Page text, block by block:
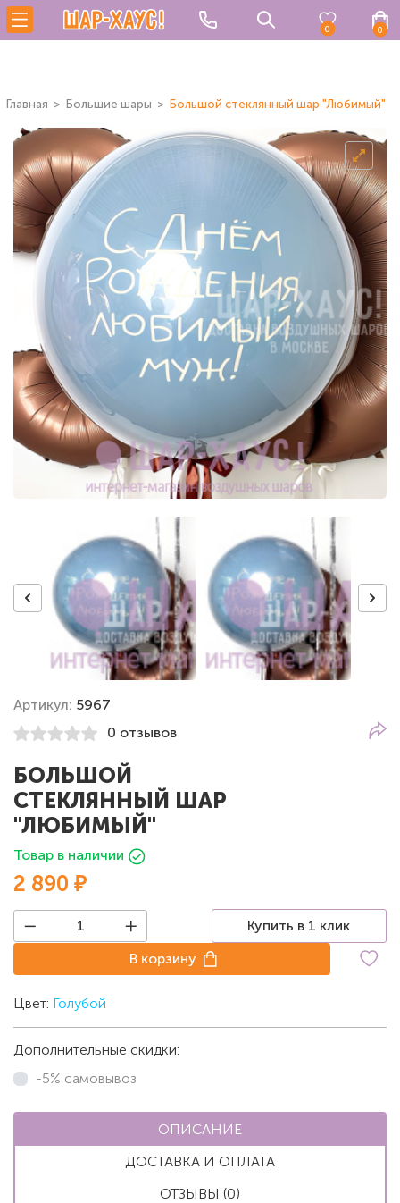
0 0
Главная Большие шары Большой стеклянный шар "Любимый"
Артикул: 5967
0 отзывов
БОЛЬШОЙ
СТЕКЛЯННЫЙ ШАР
"ЛЮБИМЫЙ"
Товар в наличии
2 890 ₽
Купить в 1 клик
В корзину
Цвет: Голубой
Дополнительные скидки:
-5% самовывоз
ОПИСАНИЕ
ДОСТАВКА И ОПЛАТА
ОТЗЫВЫ (0)